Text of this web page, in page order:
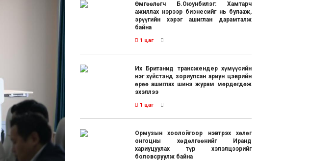
Өмгөөлөгч Б.Оюунбилэг: Хамтарч
ажиллах нэрээр бизнесийг нь булааж,
эрүүгийн хэрэг ашиглан дарамталж
байна
1 цаг
Их Британид трансжендер хүмүүсийн
нэг хүйстэнд зориулсан ариун цэврийн
өрөө ашиглах шинэ журам мөрдөгдөж
эхэллээ
1 цаг
Ормузын хоолойгоор нэвтрэх хөлөг
онгоцны хөдөлгөөнийг Иранд
хариуцуулах түр хэлэлцээрийг
боловсруулж байна